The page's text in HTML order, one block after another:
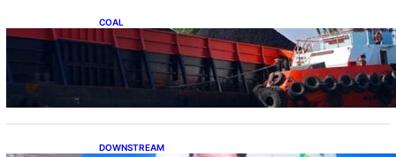
COAL
Lelang Batubara Sitaan, Negara Dapat Lebih
dari Rp 20 Miliar
DOWNSTREAM